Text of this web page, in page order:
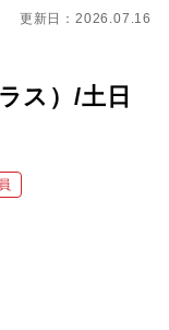
更新日：2026.07.16
ス）/土日